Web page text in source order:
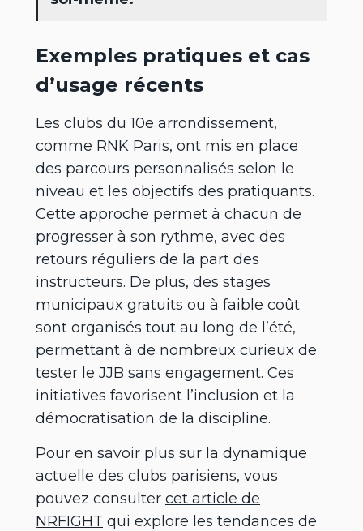
Exemples pratiques et cas
d’usage récents
Les clubs du 10e arrondissement,
comme RNK Paris, ont mis en place
des parcours personnalisés selon le
niveau et les objectifs des pratiquants.
Cette approche permet à chacun de
progresser à son rythme, avec des
retours réguliers de la part des
instructeurs. De plus, des stages
municipaux gratuits ou à faible coût
sont organisés tout au long de l’été,
permettant à de nombreux curieux de
tester le JJB sans engagement. Ces
initiatives favorisent l’inclusion et la
démocratisation de la discipline.
Pour en savoir plus sur la dynamique
actuelle des clubs parisiens, vous
pouvez consulter cet article de
NRFIGHT qui explore les tendances de